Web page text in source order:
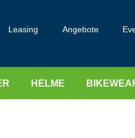
Leasing Angebote
HELME